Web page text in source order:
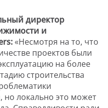
директор
и
:«Несмотря на то, что
проектов были
на более
строительства
но локально это может